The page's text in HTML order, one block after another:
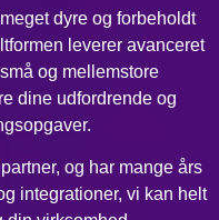
dyre og forbeholdt
leverer avanceret
og mellemstore
dine udfordrende og
og har mange års
integrationer, vi kan helt